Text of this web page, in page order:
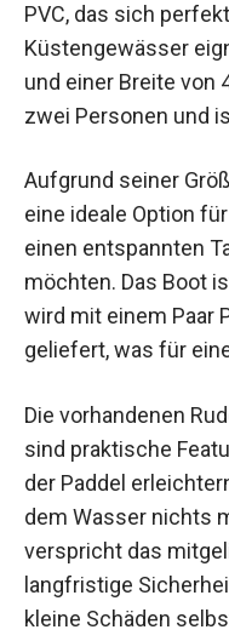
PVC, das sich
Küstengewässer
und einer Breite von
zwei Personen und
Aufgrund seiner
eine ideale Option
einen entspannten
möchten. Das Boot
wird mit einem Paar
geliefert, was für
Die vorhandenen
sind praktische
der Paddel
dem Wasser nichts
verspricht das
langfristige
kleine Schäden